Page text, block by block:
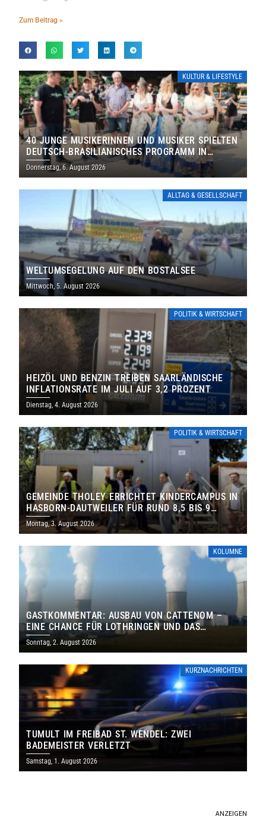
Zum Beitrag »
KULTUR & LIFESTYLE
40 JUNGE MUSIKERINNEN UND MUSIKER SPIELTEN
DEUTSCH-BRASILIANISCHES PROGRAMM IN
THOLEY
Donnerstag, 6. August 2026
ALLTAG & GESELLSCHAFT
WELTUMSEGELUNG AUF DEN BOSTALSEE
Mittwoch, 5. August 2026
POLITIK & WIRTSCHAFT
HEIZÖL UND BENZIN TREIBEN SAARLÄNDISCHE
INFLATIONSRATE IM JULI AUF 3,2 PROZENT
Dienstag, 4. August 2026
POLITIK & WIRTSCHAFT
GEMEINDE THOLEY ERRICHTET KINDERCAMPUS IN
HASBORN-DAUTWEILER FÜR RUND 8,5 BIS 9
MILLIONEN EURO
Montag, 3. August 2026
KOLUMNE
GASTKOMMENTAR: AUSBAU VON CATTENOM –
EINE CHANCE FÜR LOTHRINGEN UND DAS
SAARLAND
Sonntag, 2. August 2026
KURZNACHRICHTEN
TUMULT IM FREIBAD ST. WENDEL: ZWEI
BADEMEISTER VERLETZT
Samstag, 1. August 2026
ANZEIGEN